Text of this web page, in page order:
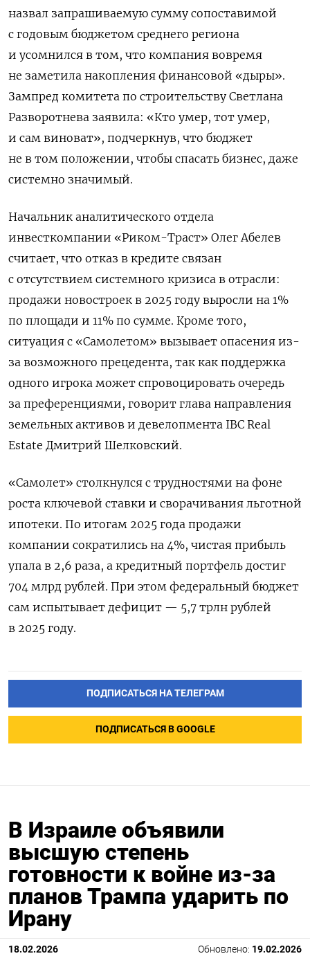
назвал запрашиваемую сумму сопоставимой
с годовым бюджетом среднего региона
и усомнился в том, что компания вовремя
не заметила накопления финансовой «дыры».
Зампред комитета по строительству Светлана
Разворотнева заявила: «Кто умер, тот умер,
и сам виноват», подчеркнув, что бюджет
не в том положении, чтобы спасать бизнес, даже
системно значимый.
Начальник аналитического отдела
инвесткомпании «Риком-Траст» Олег Абелев
считает, что отказ в кредите связан
с отсутствием системного кризиса в отрасли:
продажи новостроек в 2025 году выросли на 1%
по площади и 11% по сумме. Кроме того,
ситуация с «Самолетом» вызывает опасения из-
за возможного прецедента, так как поддержка
одного игрока может спровоцировать очередь
за преференциями, говорит глава направления
земельных активов и девелопмента IBC Real
Estate Дмитрий Шелковский.
«Самолет» столкнулся с трудностями на фоне
роста ключевой ставки и сворачивания льготной
ипотеки. По итогам 2025 года продажи
компании сократились на 4%, чистая прибыль
упала в 2,6 раза, а кредитный портфель достиг
704 млрд рублей. При этом федеральный бюджет
сам испытывает дефицит — 5,7 трлн рублей
в 2025 году.
ПОДПИСАТЬСЯ НА ТЕЛЕГРАМ
ПОДПИСАТЬСЯ В GOOGLE
В Израиле объявили
высшую степень
готовности к войне из-за
планов Трампа ударить по
Ирану
18.02.2026 Обновлено: 19.02.2026